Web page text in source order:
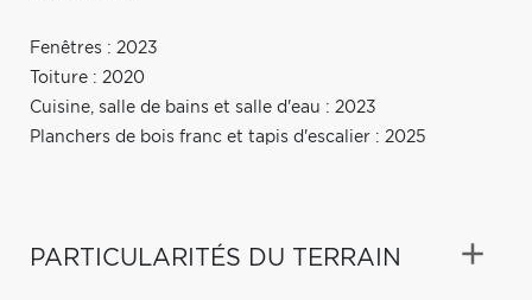
Fenêtres : 2023
Toiture : 2020
Cuisine, salle de bains et salle d'eau : 2023
Planchers de bois franc et tapis d'escalier : 2025
PARTICULARITÉS DU TERRAIN